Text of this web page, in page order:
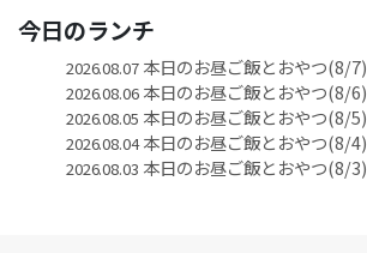
今日のランチ
2026.08.07本日のお昼ご飯とおやつ(8/7)
2026.08.06本日のお昼ご飯とおやつ(8/6)
2026.08.05 本日のお昼ご飯とおやつ(8/5)
2026.08.04本日のお昼ご飯とおやつ(8/4)
2026.08.03 本日のお昼ご飯とおやつ(8/3)